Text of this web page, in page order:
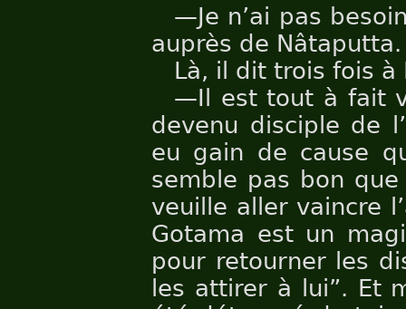
—Je n’ai pas
auprès de Nâtaputta.
Là, il dit trois fois à
—Il est tout à fait
devenu disciple de
eu gain de cause
semble pas bon
veuille aller vaincre
Gotama est un
pour retourner les
les attirer à lui”. Et